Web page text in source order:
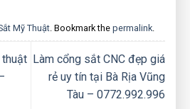
Mỹ Thuật . Bookmark the permalink
thuật Làm cổng sắt CNC đẹp giá
rẻ uy tín tại Bà Rịa Vũng
Tàu – 0772.992.996